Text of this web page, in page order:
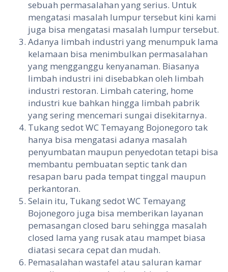
sebuah permasalahan yang serius. Untuk
mengatasi masalah lumpur tersebut kini kami
juga bisa mengatasi masalah lumpur tersebut.
Adanya limbah industri yang menumpuk lama
kelamaan bisa menimbulkan permasalahan
yang mengganggu kenyanaman. Biasanya
limbah industri ini disebabkan oleh limbah
industri restoran. Limbah catering, home
industri kue bahkan hingga limbah pabrik
yang sering mencemari sungai disekitarnya.
Tukang sedot WC Temayang Bojonegoro tak
hanya bisa mengatasi adanya masalah
penyumbatan maupun penyedotan tetapi bisa
membantu pembuatan septic tank dan
resapan baru pada tempat tinggal maupun
perkantoran.
Selain itu, Tukang sedot WC Temayang
Bojonegoro juga bisa memberikan layanan
pemasangan closed baru sehingga masalah
closed lama yang rusak atau mampet biasa
diatasi secara cepat dan mudah.
Pemasalahan wastafel atau saluran kamar